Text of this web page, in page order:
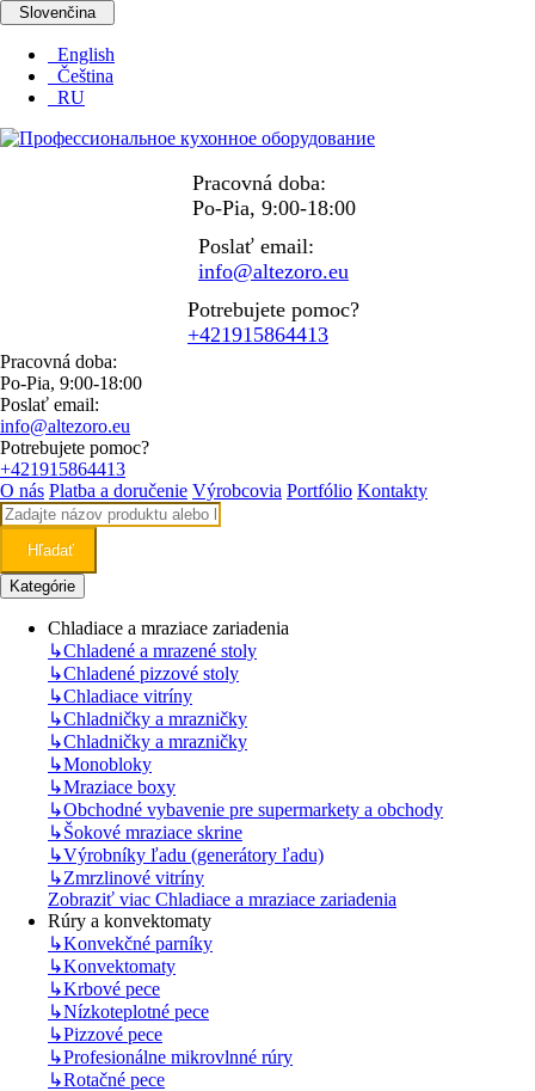
Slovenčina
English
Čeština
RU
Pracovná doba:
Po-Pia, 9:00-18:00
Poslať email:
info@altezoro.eu
Potrebujete pomoc?
+421915864413
Pracovná doba:
Po-Pia, 9:00-18:00
Poslať email:
info@altezoro.eu
Potrebujete pomoc?
+421915864413
O nás Platba a doručenie Výrobcovia Portfólio Kontakty
Hľadať
Kategórie
Chladiace a mraziace zariadenia
↳Chladené a mrazené stoly
↳Chladené pizzové stoly
↳Chladiace vitríny
↳Chladničky a mrazničky
↳Chladničky a mrazničky
↳Monobloky
↳Mraziace boxy
↳Obchodné vybavenie pre supermarkety a obchody
↳Šokové mraziace skrine
↳Výrobníky ľadu (generátory ľadu)
↳Zmrzlinové vitríny
Zobraziť viac Chladiace a mraziace zariadenia
Rúry a konvektomaty
↳Konvekčné parníky
↳Konvektomaty
↳Krbové pece
↳Nízkoteplotné pece
↳Pizzové pece
↳Profesionálne mikrovlnné rúry
↳Rotačné pece